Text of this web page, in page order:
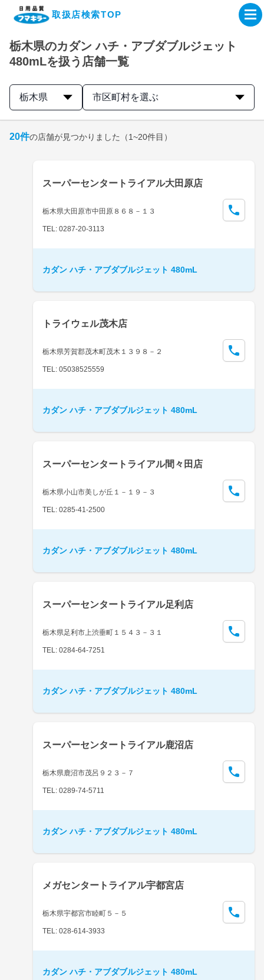
取扱店検索TOP
企業・IR情報サイト
製品情報サイト
取扱店検索はこちら
栃木県のカダン ハチ・アブダブルジェット
480mLを扱う店舗一覧
栃木県 市区町村を選ぶ
20件の店舗が見つかりました （1~20件目）
スーパーセンタートライアル大田原店
栃木県大田原市中田原８６８－１３
TEL: 0287-20-3113
カダン ハチ・アブダブルジェット 480mL
トライウェル茂木店
栃木県芳賀郡茂木町茂木１３９８－２
TEL: 05038525559
カダン ハチ・アブダブルジェット 480mL
スーパーセンタートライアル間々田店
栃木県小山市美しが丘１－１９－３
TEL: 0285-41-2500
カダン ハチ・アブダブルジェット 480mL
スーパーセンタートライアル足利店
栃木県足利市上渋垂町１５４３－３１
TEL: 0284-64-7251
カダン ハチ・アブダブルジェット 480mL
スーパーセンタートライアル鹿沼店
栃木県鹿沼市茂呂９２３－７
TEL: 0289-74-5711
カダン ハチ・アブダブルジェット 480mL
メガセンタートライアル宇都宮店
栃木県宇都宮市睦町５－５
TEL: 028-614-3933
カダン ハチ・アブダブルジェット 480mL